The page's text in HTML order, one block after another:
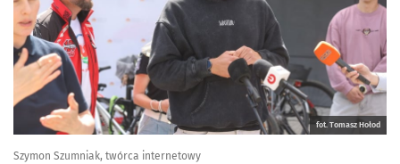
fot. Tomasz Hołod
Szymon Szumniak, twórca internetowy